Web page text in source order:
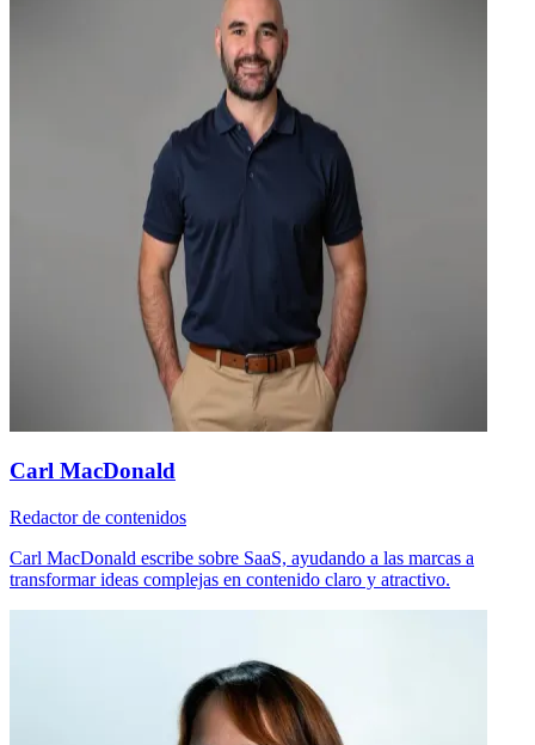
Carl MacDonald
Redactor de contenidos
Carl MacDonald escribe sobre SaaS, ayudando a las marcas a
transformar ideas complejas en contenido claro y atractivo.